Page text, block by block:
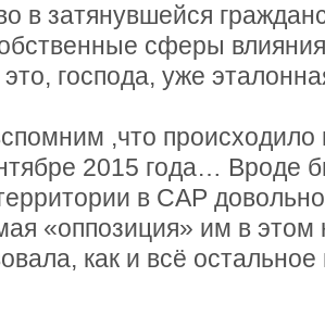
в затянувшейся
сферы
господа, уже
,что
2015 года… Вроде
в САР
«оппозиция» им в этом
как и всё